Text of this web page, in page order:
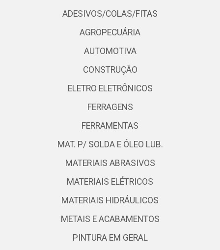
ADESIVOS/COLAS/FITAS
AGROPECUÁRIA
AUTOMOTIVA
CONSTRUÇÃO
ELETRO ELETRÔNICOS
FERRAGENS
FERRAMENTAS
MAT. P/ SOLDA E ÓLEO LUB.
MATERIAIS ABRASIVOS
MATERIAIS ELÉTRICOS
MATERIAIS HIDRÁULICOS
METAIS E ACABAMENTOS
PINTURA EM GERAL